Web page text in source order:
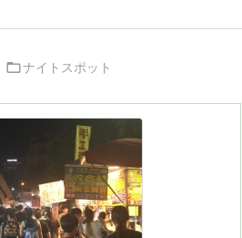

ナイトスポット